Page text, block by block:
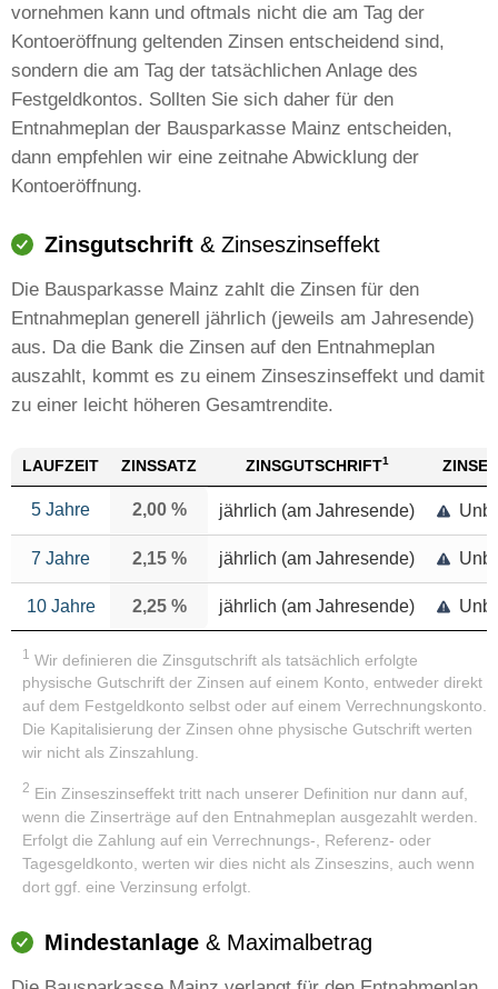
vornehmen kann und oftmals nicht die am Tag der
Kontoeröffnung geltenden Zinsen entscheidend sind,
sondern die am Tag der tatsächlichen Anlage des
Festgeldkontos. Sollten Sie sich daher für den
Entnahmeplan der Bausparkasse Mainz entscheiden,
dann empfehlen wir eine zeitnahe Abwicklung der
Kontoeröffnung.
Zinsgutschrift & Zinseszinseffekt
Die Bausparkasse Mainz zahlt die Zinsen für den
Entnahmeplan generell jährlich (jeweils am Jahresende)
aus. Da die Bank die Zinsen auf den Entnahmeplan
auszahlt, kommt es zu einem Zinseszinseffekt und damit
zu einer leicht höheren Gesamtrendite.
LAUFZEIT ZINSSATZ ZINSGUTSCHRIFT1
5 Jahre 2,00 % jährlich (am Jahresende)
7 Jahre 2,15 % jährlich (am Jahresende)
10 Jahre 2,25 % jährlich (am Jahresende)
1 Wir definieren die Zinsgutschrift als tatsächlich erfolgte
physische Gutschrift der Zinsen auf einem Konto, entweder direkt
auf dem Festgeldkonto selbst oder auf einem Verrechnungskonto.
Die Kapitalisierung der Zinsen ohne physische Gutschrift werten
wir nicht als Zinszahlung.
2 Ein Zinseszinseffekt tritt nach unserer Definition nur dann auf,
wenn die Zinserträge auf den Entnahmeplan ausgezahlt werden.
Erfolgt die Zahlung auf ein Verrechnungs-, Referenz- oder
Tagesgeldkonto, werten wir dies nicht als Zinseszins, auch wenn
dort ggf. eine Verzinsung erfolgt.
Mindestanlage & Maximalbetrag